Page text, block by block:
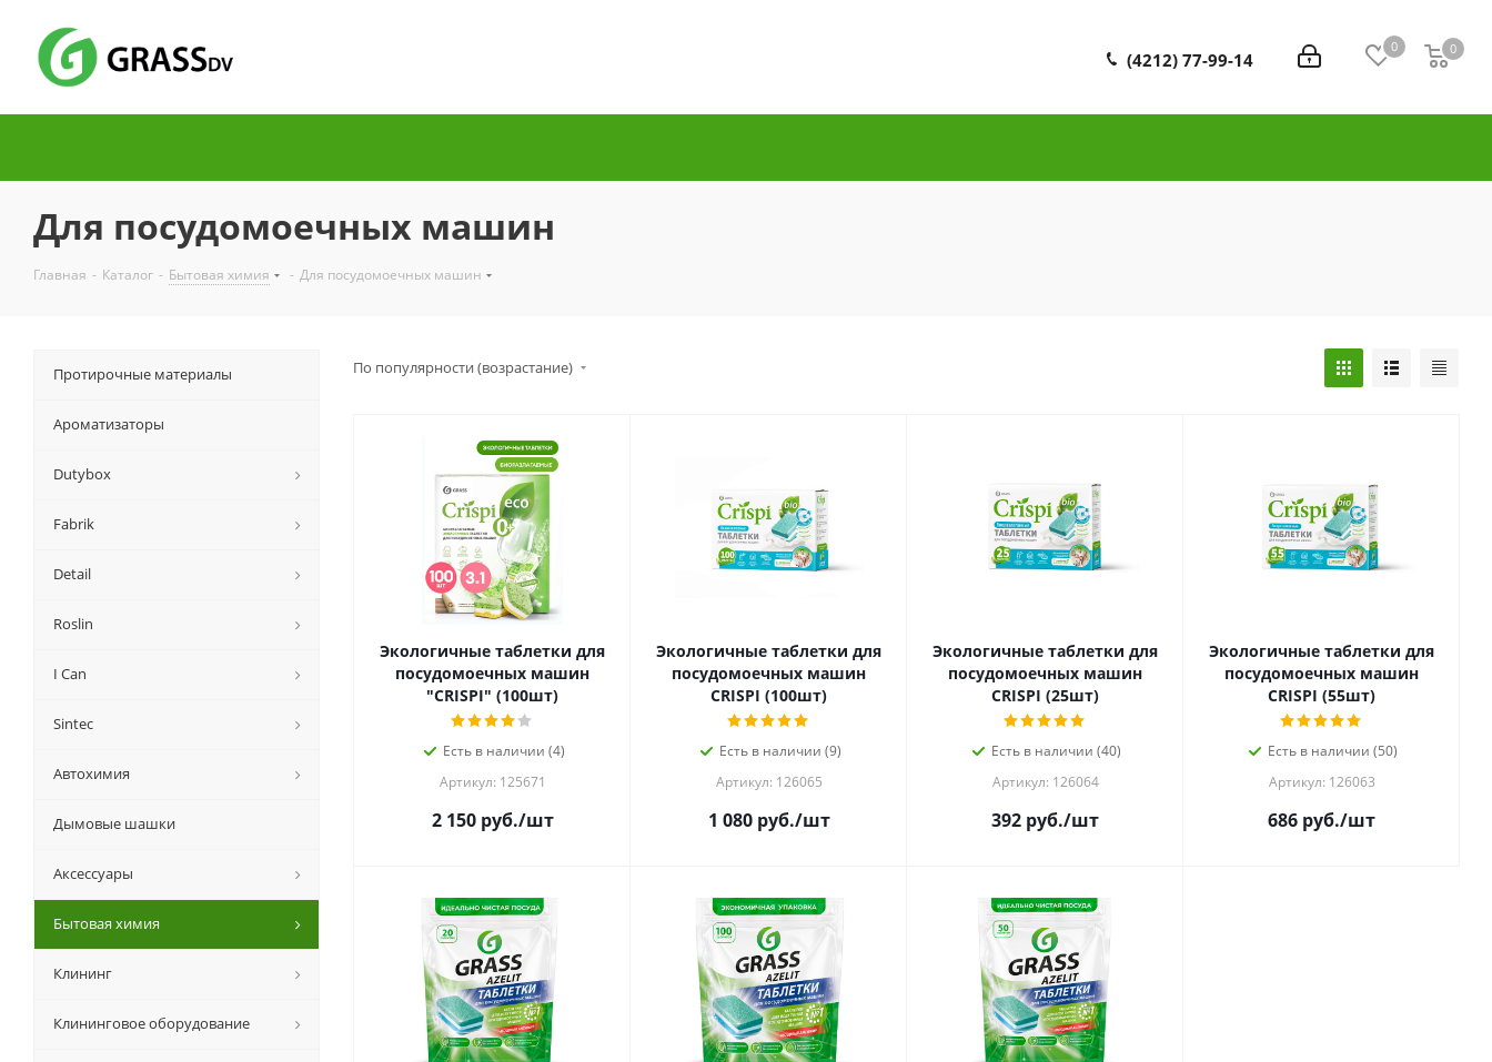
0 0
0
(4212) 77-99-14
Для посудомоечных машин
Главная - Каталог - Бытовая химия - Для посудомоечных машин
По популярности (возрастание)
Экологичные таблетки для
посудомоечных машин
"CRISPI" (100шт)
Есть в наличии (4)
Артикул: 125671
2 150руб./шт
Экологичные таблетки для
посудомоечных машин
CRISPI (100шт)
Есть в наличии (9)
Артикул: 126065
1 080руб./шт
Экологичные таблетки для
посудомоечных машин
CRISPI (25шт)
Есть в наличии (40)
Артикул: 126064
392 руб./шт
Экологичные таблетки для
посудомоечных машин
CRISPI (55шт)
Есть в наличии (50)
Артикул: 126063
686 руб./шт
Протирочные материалы
Ароматизаторы
Dutybox
Fabrik
Detail
Roslin
I Can
Sintec
Автохимия
Дымовые шашки
Аксессуары
Бытовая химия
Клининг
Клининговое оборудование